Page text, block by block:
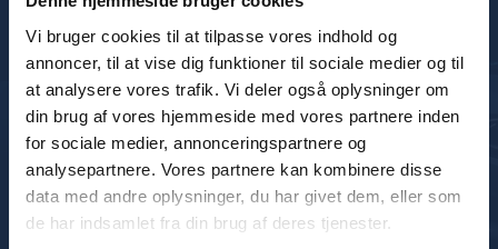
Vi bruger cookies til at tilpasse vores indhold og
annoncer, til at vise dig funktioner til sociale medier og til
at analysere vores trafik. Vi deler også oplysninger om
din brug af vores hjemmeside med vores partnere inden
for sociale medier, annonceringspartnere og
analysepartnere. Vores partnere kan kombinere disse
data med andre oplysninger, du har givet dem, eller som
de har indsamlet fra din brug af deres tjenester.
Modtag information om leasing ved at
tilmelde dig vores nyhedsbrev!
DIN EMAILADRESSE
DIT NAVN